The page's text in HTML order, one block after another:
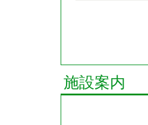
施設案内